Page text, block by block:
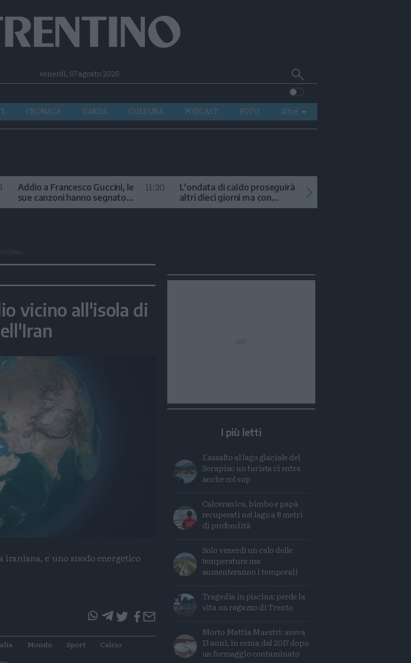
Telegram
RSSvenerdì, 07 agosto 2026 Cerca
su
Trentino
CRONACA GARDA CULTURA PODCAST FOTO
Altre
VIDEO
Addio a Francesco Guccini, le
sue canzoni hanno segnato
la storia
11:20
L'ondata di caldo proseguirà
altri dieci giorni ma con
temporali
vicino all'isola di
iraniana, e' uno snodo energetico
articoloarticolo
Mondo Sport
Calcio
I più letti
L'assalto al lago glaciale del
Sorapiss: un turista ci entra
anche col sup
Calceranica, bimbo e papà
recuperati nel lago a 8 metri
di profondità
Solo venerdì un calo delle
temperature ma
aumenteranno i temporali
Tragedia in piscina: perde la
vita un ragazzo di Trento
Morto Mattia Maestri: aveva
13 anni, in coma dal 2017 dopo
un formaggio contaminato